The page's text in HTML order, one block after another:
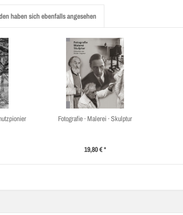
haben sich ebenfalls angesehen
Fotografie · Malerei · Skulptur
19,80 € *